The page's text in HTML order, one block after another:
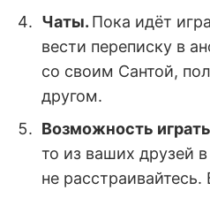
Чаты. Пока идёт
вести переписку в
со своим Сантой,
другом.
Возможность
то из ваших друзей
не